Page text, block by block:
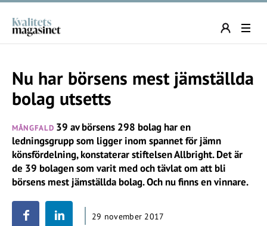
Nu har börsens mest jämställda
bolag utsetts
MÅNGFALD 39 av börsens 298 bolag har en
ledningsgrupp som ligger inom spannet för jämn
könsfördelning, konstaterar stiftelsen Allbright. Det är
de 39 bolagen som varit med och tävlat om att bli
börsens mest jämställda bolag. Och nu finns en vinnare.
29 november 2017